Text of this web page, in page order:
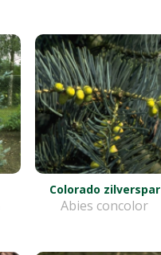
Colorado zilverspar
Abies concolor